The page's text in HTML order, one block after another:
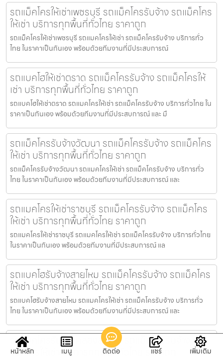
รถแม็คโครให้เช่าเพชรบุรี รถแม็คโครรับจ้าง รถแม็คโคร
ให้เช่า บริการทุกพื้นที่ทั่วไทย ราคาถูก
รถแม็คโครให้เช่าเพชรบุรี รถแมคโครให้เช่า รถแม็คโครรับจ้าง บริการทั่ว
ไทย ในราคาเป็นกันเอง พร้อมด้วยทีมงานที่มีประสบการณ์
รถแบคโฮให้เช่าตราด รถแม็คโครรับจ้าง รถแม็คโครให้
เช่า บริการทุกพื้นที่ทั่วไทย ราคาถูก
รถแบคโฮให้เช่าตราด รถแมคโครให้เช่า รถแม็คโครรับจ้าง บริการทั่วไทย ใน
ราคาเป็นกันเอง พร้อมด้วยทีมงานที่มีประสบการณ์ และ มื
รถแม็คโครรับจ้างวัฒนา รถแม็คโครรับจ้าง รถแม็คโคร
ให้เช่า บริการทุกพื้นที่ทั่วไทย ราคาถูก
รถแม็คโครรับจ้างวัฒนา รถแมคโครให้เช่า รถแม็คโครรับจ้าง บริการทั่ว
ไทย ในราคาเป็นกันเอง พร้อมด้วยทีมงานที่มีประสบการณ์ และ
รถแมคโครให้เช่าราชบุรี รถแม็คโครรับจ้าง รถแม็คโคร
ให้เช่า บริการทุกพื้นที่ทั่วไทย ราคาถูก
รถแมคโครให้เช่าราชบุรี รถแมคโครให้เช่า รถแม็คโครรับจ้าง บริการทั่วไทย
ในราคาเป็นกันเอง พร้อมด้วยทีมงานที่มีประสบการณ์ แล
รถแบคโฮรับจ้างสายไหม รถแม็คโครรับจ้าง รถแม็คโคร
ให้เช่า บริการทุกพื้นที่ทั่วไทย ราคาถูก
รถแบคโฮรับจ้างสายไหม รถแมคโครให้เช่า รถแม็คโครรับจ้าง บริการทั่ว
ไทย ในราคาเป็นกันเอง พร้อมด้วยทีมงานที่มีประสบการณ์ และ
รถแม็คโครรับจ้างคลองสามวา รถแม็คโครรับจ้าง รถ
แม็คโครให้เช่า บริการทุกพื้นที่ทั่วไทย ราคาถูก
หน้าหลัก เมนู ติดต่อ แชร์ เพิ่มเติม